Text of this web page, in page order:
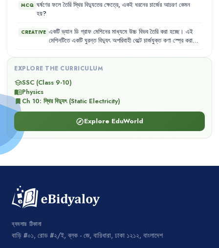
MCQ ঘর্ষণের ফলে তৈরি স্থির বিদ্যুতের ক্ষেত্রে, একই ধরনের চার্জের আচরণ কেমন
হয়?
CREATIVE একটি ভ্যান ডি গ্রাফ মেশিনের মাধ্যমে উচ্চ বিভব তৈরি করা হচ্ছে। এই
মেশিনটিতে একটি ঘুরন্ত বিদ্যুৎ অপরিবাহী বেল্টে চার্জযুক্ত কণা স্প্রে করা
EXPLORE THE CURRICULUM
schoolSSC (Class 9-10)
menu_bookPhysics
bookmark Ch 10: স্থির বিদ্যুৎ (Static Electricity)
exploreExplore EduWorld
ব্যবসার ঠিকানা
বাড়ি #০১, রোড #২/ই, ব্লক - জে, বারিধারা, ঢাকা ১২১২, বাংলাদেশ